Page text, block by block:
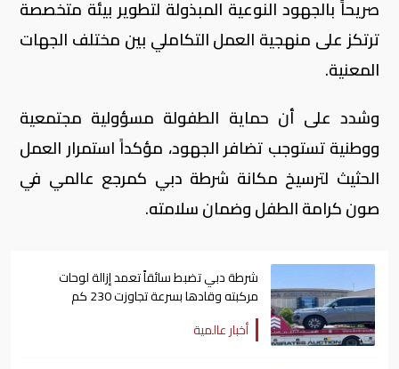
صريحاً بالجهود النوعية المبذولة لتطوير بيئة متخصصة
ترتكز على منهجية العمل التكاملي بين مختلف الجهات
المعنية.
وشدد على أن حماية الطفولة مسؤولية مجتمعية
ووطنية تستوجب تضافر الجهود، مؤكداً استمرار العمل
الحثيث لترسيخ مكانة شرطة دبي كمرجع عالمي في
صون كرامة الطفل وضمان سلامته.
شرطة دبي تضبط سائقاً تعمد إزالة لوحات
مركبته وقادها بسرعة تجاوزت 230 كم
أخبار عالمية